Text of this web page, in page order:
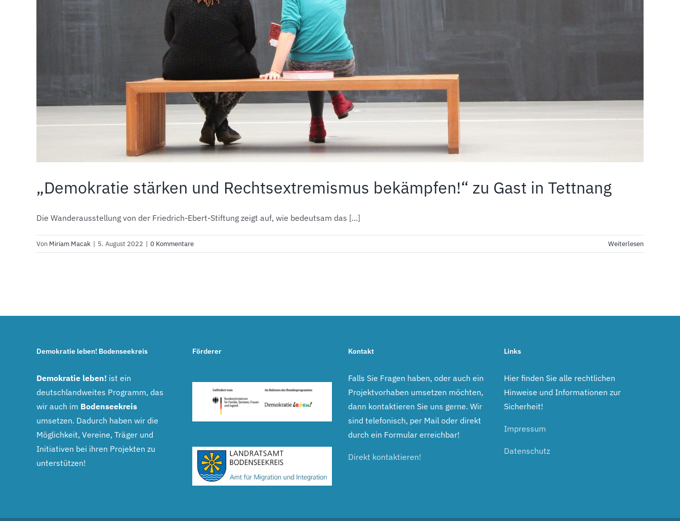
„Demokratie stärken und Rechtsextremismus bekämpfen!“ zu Gast in Tettnang
Die Wanderausstellung von der Friedrich-Ebert-Stiftung zeigt auf, wie bedeutsam das [...]
Von Miriam Macak | 5. August 2022 | 0 Kommentare Weiterlesen
Demokratie leben! Bodenseekreis
Demokratie leben! ist ein
deutschlandweites Programm, das
wir auch im Bodenseekreis
umsetzen. Dadurch haben wir die
Möglichkeit, Vereine, Träger und
Initiativen bei ihren Projekten zu
unterstützen!
Förderer Kontakt
Falls Sie Fragen haben, oder auch ein
Projektvorhaben umsetzen möchten,
dann kontaktieren Sie uns gerne. Wir
sind telefonisch, per Mail oder direkt
durch ein Formular erreichbar!
Direkt kontaktieren!
Links
Hier finden Sie alle rechtlichen
Hinweise und Informationen zur
Sicherheit!
Impressum
Datenschutz